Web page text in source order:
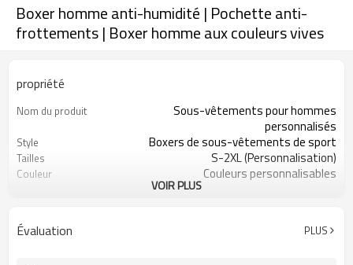
Boxer homme anti-humidité | Pochette anti-
frottements | Boxer homme aux couleurs vives
propriété
Nom du produit
Sous-vêtements pour hommes
personnalisés
Style Boxers de sous-vêtements de sport
Tailles S-2XL (Personnalisation)
Couleur Couleurs personnalisables
88 % polyester, 12 % élasthanne
Conseils d'entretien
Quantité minimale de
1 pièce
VOIR PLUS
Évaluation PLUS